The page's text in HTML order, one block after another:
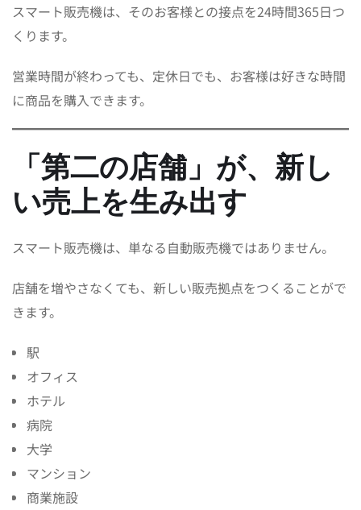
スマート販売機は、そのお客様との接点を24時間365日つ
くります。
営業時間が終わっても、定休日でも、お客様は好きな時間
に商品を購入できます。
「第二の店舗」が、新し
い売上を生み出す
スマート販売機は、単なる自動販売機ではありません。
店舗を増やさなくても、新しい販売拠点をつくることがで
きます。
駅
オフィス
ホテル
病院
大学
マンション
商業施設